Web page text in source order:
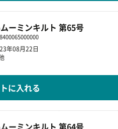
ーミンキルト 第65号
年08月22日
に入れる
ーミンキルト 第64号